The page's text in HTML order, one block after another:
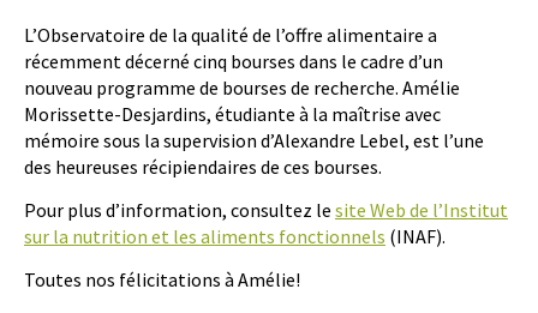
L’Observatoire de la qualité de l’offre alimentaire a
récemment décerné cinq bourses dans le cadre d’un
nouveau programme de bourses de recherche. Amélie
Morissette-Desjardins, étudiante à la maîtrise avec
mémoire sous la supervision d’Alexandre Lebel, est l’une
des heureuses récipiendaires de ces bourses.
Pour plus d’information, consultez le site Web de l’Institut
sur la nutrition et les aliments fonctionnels (INAF).
Toutes nos félicitations à Amélie!